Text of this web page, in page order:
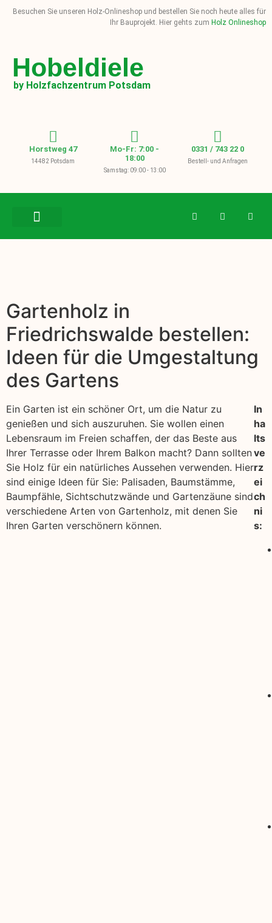
Besuchen Sie unseren Holz-Onlineshop und bestellen Sie noch heute alles für
Ihr Bauprojekt. Hier gehts zum Holz Onlineshop
Hobeldiele
by Holzfachzentrum Potsdam
Horstweg 47
14482 Potsdam
Mo-Fr: 7:00 -
18:00
Samstag: 09:00 - 13:00
0331 / 743 22 0
Bestell- und Anfragen
Gartenholz in
Friedrichswalde bestellen:
Ideen für die Umgestaltung
des Gartens
Ein Garten ist ein schöner Ort, um die Natur zu
genießen und sich auszuruhen. Sie wollen einen
Lebensraum im Freien schaffen, der das Beste aus
Ihrer Terrasse oder Ihrem Balkon macht? Dann sollten
Sie Holz für ein natürliches Aussehen verwenden. Hier
sind einige Ideen für Sie: Palisaden, Baumstämme,
Baumpfähle, Sichtschutzwände und Gartenzäune sind
verschiedene Arten von Gartenholz, mit denen Sie
Ihren Garten verschönern können.
In
ha
lts
ve
rz
ei
ch
ni
s: